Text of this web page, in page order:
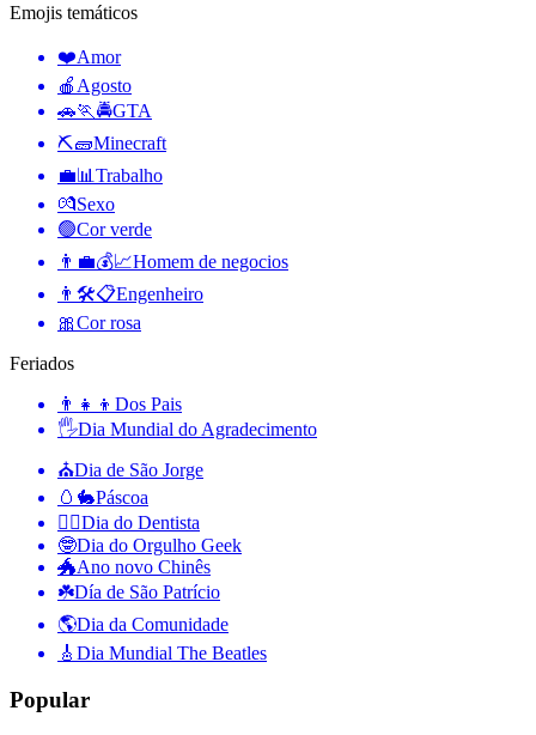
Emojis temáticos
❤️Amor
🍎 Agosto
🚗🏃🚔GTA
⛏🧱Minecraft
💼📊 Trabalho
💏Sexo
🟢Cor verde
👨‍💼💰📈Homem de negocios
👨🛠📋Engenheiro
🎀Cor rosa
Feriados
👨‍👧‍👦 Dos Pais
🖐Dia Mundial do Agradecimento
⛪️Dia de São Jorge
🥚🐇Páscoa
👨‍⚕️Dia do Dentista
🤓Dia do Orgulho Geek
🐲Ano novo Chinês
☘️Día de São Patrício
🌎Dia da Comunidade
🎸 Dia Mundial The Beatles
Popular